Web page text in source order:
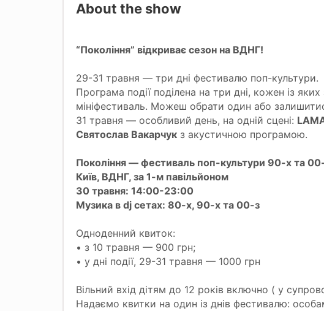
About the show
“Покоління” відкриває сезон на ВДНГ!
29-31 травня — три дні фестивалю поп-культури.
Програма події поділена на три дні, кожен із
мініфестиваль. Можеш обрати один або
31 травня — особливий день, на одній сцені:
Святослав Вакарчук з акустичною програмою.
Покоління — фестиваль поп-культури 90-х та
Київ, ВДНГ, за 1-м павільйоном
30 травня: 14:00-23:00
Музика в dj сетах: 80-х, 90-х та 00-з
Одноденний квиток:
• з 10 травня — 900 грн;
• у дні події, 29-31 травня — 1000 грн
Вільний вхід дітям до 12 років включно ( у
Надаємо квитки на один із днів фестивалю: